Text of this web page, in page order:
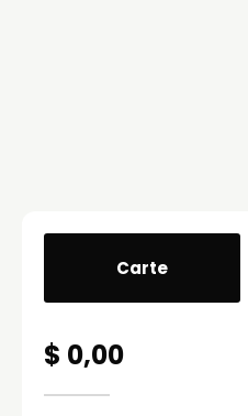
Carte
$ 0,00